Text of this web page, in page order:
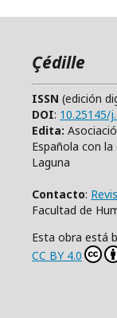
Çédille
ISSN (edición
DOI: 10.25145/
Edita:
Española con
Laguna
Contacto:
Facultad de
Esta obra está
CC BY 4.0